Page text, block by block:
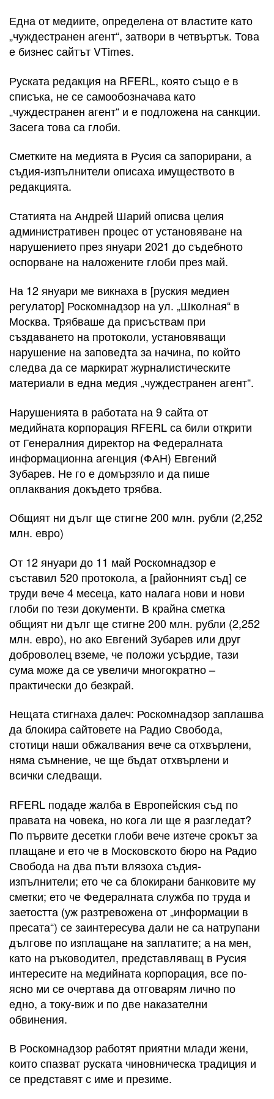
Една от медиите, определена от властите като
„чуждестранен агент“, затвори в четвъртък. Това
е бизнес сайтът VTimes.
Руската редакция на RFERL, която също е в
списъка, не се самообозначава като
„чуждестранен агент“ и е подложена на санкции.
Засега това са глоби.
Сметките на медията в Русия са запорирани, а
съдия-изпълнители описаха имуществото в
редакцията.
Статията на Андрей Шарий описва целия
административен процес от установяване на
нарушението през януари 2021 до съдебното
оспорване на наложените глоби през май.
На 12 януари ме викнаха в [руския медиен
регулатор] Роскомнадзор на ул. „Школная“ в
Москва. Трябваше да присъствам при
създаването на протоколи, установяващи
нарушение на заповедта за начина, по който
следва да се маркират журналистическите
материали в една медия „чуждестранен агент“.
Нарушенията в работата на 9 сайта от
медийната корпорация RFERL са били открити
от Генералния директор на Федералната
информационна агенция (ФАН) Евгений
Зубарев. Не го е домързяло и да пише
оплаквания докъдето трябва.
Общият ни дълг ще стигне 200 млн. рубли (2,252
млн. евро)
От 12 януари до 11 май Роскомнадзор е
съставил 520 протокола, а [районният съд] се
труди вече 4 месеца, като налага нови и нови
глоби по тези документи. В крайна сметка
общият ни дълг ще стигне 200 млн. рубли (2,252
млн. евро), но ако Евгений Зубарев или друг
доброволец вземе, че положи усърдие, тази
сума може да се увеличи многократно –
практически до безкрай.
Нещата стигнаха далеч: Роскомнадзор заплашва
да блокира сайтовете на Радио Свобода,
стотици наши обжалвания вече са отхвърлени,
няма съмнение, че ще бъдат отхвърлени и
всички следващи.
RFERL подаде жалба в Европейския съд по
правата на човека, но кога ли ще я разгледат?
По първите десетки глоби вече изтече срокът за
плащане и ето че в Московското бюро на Радио
Свобода на два пъти влязоха съдия-
изпълнители; ето че са блокирани банковите му
сметки; ето че Федералната служба по труда и
заетостта (уж разтревожена от „информации в
пресата“) се заинтересува дали не са натрупани
дългове по изплащане на заплатите; а на мен,
като на ръководител, представляващ в Русия
интересите на медийната корпорация, все по-
ясно ми се очертава да отговарям лично по
едно, а току-виж и по две наказателни
обвинения.
В Роскомнадзор работят приятни млади жени,
които спазват руската чиновническа традиция и
се представят с име и презиме.